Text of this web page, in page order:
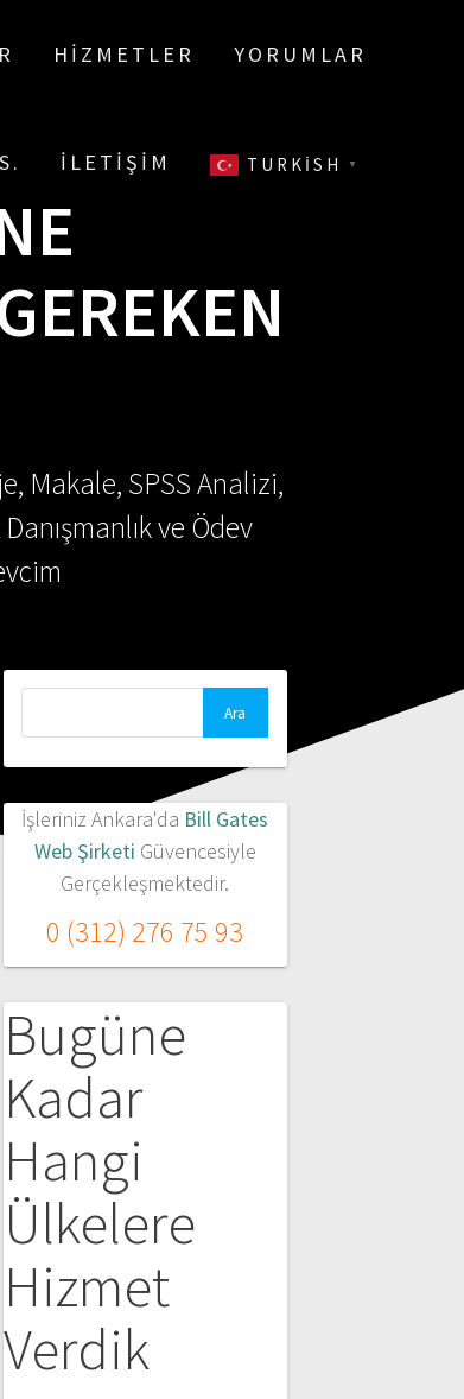
HIZMETLER YORUMLAR
İLETIŞIM TURKISH ▼
Makale, SPSS Analizi,
ve Ödev
İşleriniz Ankara'da Bill Gates
Web Şirketi Güvencesiyle
Gerçekleşmektedir.
0 (312) 276 75 93
Bugüne
Kadar
Hangi
Ülkelere
Hizmet
Verdik